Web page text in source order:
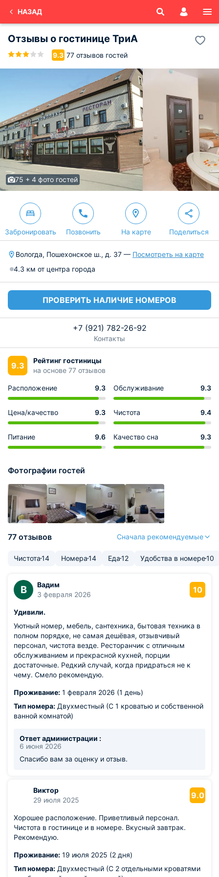
НАЗАД
Отзывы о гостинице ТриА
9.3 77 отзывов гостей
75 + 4 фото гостей
Забронировать Позвонить На карте Поделиться
Вологда, Пошехонское ш., д. 37 — Посмотреть на карте
4.3 км от центра города
ПРОВЕРИТЬ НАЛИЧИЕ НОМЕРОВ
+7 (921) 782-26-92
Контакты
9.3
Рейтинг гостиницы
на основе 77 отзывов
Расположение 9.3 Обслуживание 9.3
Цена/качество 9.3 Чистота 9.4
Питание 9.6 Качество сна 9.3
Фотографии гостей
77 отзывов Сначала рекомендуемые
Чистота14 Номера14 Еда12 Удобства в номере10
В
Вадим
3 февраля 2026
10
Удивили.
Уютный номер, мебель, сантехника, бытовая техника в
полном порядке, не самая дешёвая, отзывчивый
персонал, чистота везде. Ресторанчик с отличным
обслуживанием и прекрасной кухней, порции
достаточные. Редкий случай, когда придраться не к
чему. Смело рекомендую.
Проживание: 1 февраля 2026 (1 день)
Тип номера: Двухместный (С 1 кроватью и собственной
ванной комнатой)
Ответ администрации :
6 июня 2026
Спасибо вам за оценку и отзыв.
Виктор
29 июля 2025
9.0
Хорошее расположение. Приветливый персонал.
Чистота в гостинице и в номере. Вкусный завтрак.
Рекомендую.
Проживание: 19 июля 2025 (2 дня)
Тип номера: Двухместный (С 2 отдельными кроватями